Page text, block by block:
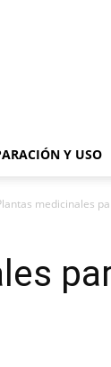
Y USO
medicinales